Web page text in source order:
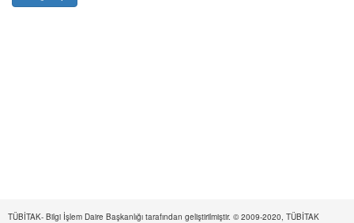
TÜBİTAK- Bilgi İşlem Daire Başkanlığı tarafından geliştirilmiştir. © 2009-2020, TÜBİTAK